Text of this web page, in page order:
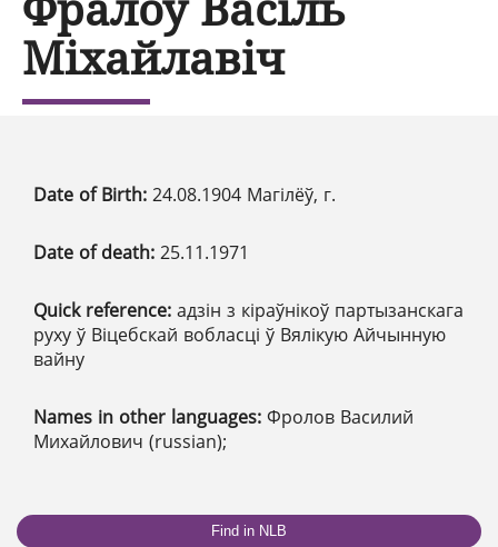
Міхайлавіч
Date of Birth: 24.08.1904 Магілёў, г.
Date of death: 25.11.1971
Quick reference: адзін з кіраўнікоў партызанскага
руху ў Віцебскай вобласці ў Вялікую Айчынную
вайну
Names in other languages: Фролов Василий
Михайлович (russian);
Find in NLB